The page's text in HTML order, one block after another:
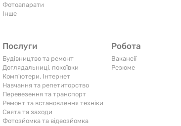
Фотоапарати
Iнше
Послуги
Будівництво та ремонт
Доглядальниці, покоївки
Комп'ютери, Інтернет
Навчання та репетиторство
Перевезення та транспорт
Ремонт та встановлення техніки
Свята та заходи
Фотозйомка та відеозйомка
Робота
Вакансії
Резюме